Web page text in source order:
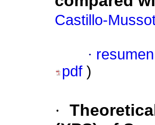
Castillo-
·
pdf )
·